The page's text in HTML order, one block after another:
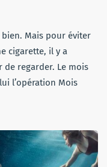
bien. Mais pour éviter
cigarette, il y a
de regarder. Le mois
l’opération Mois